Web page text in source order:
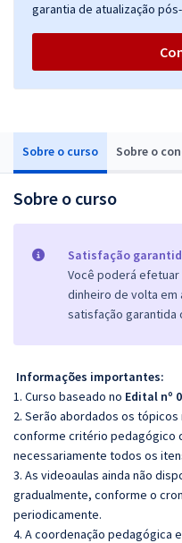
Sobre o curso Sobre o
Sobre o curso
Satisfação
Você poderá
dinheiro de volta em
satisfação garantida
Informações importantes:
1. Curso baseado no Edital nº
2. Serão abordados os
conforme critério pedagógico
necessariamente todos os
3. As videoaulas ainda não
gradualmente, conforme o
periodicamente.
4. A coordenação pedagógica
garantia de atualização